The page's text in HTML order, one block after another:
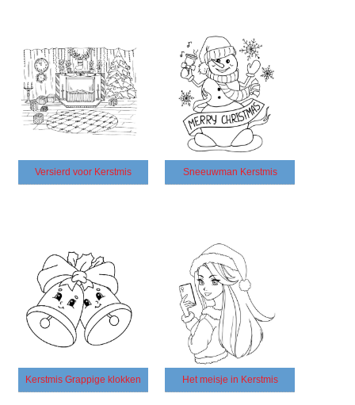
Versierd voor Kerstmis Sneeuwman Kerstmis
Kerstmis Grappige klokken Het meisje in Kerstmis